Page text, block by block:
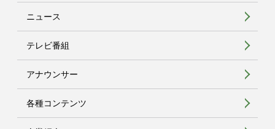
ニュース
テレビ番組
アナウンサー
各種コンテンツ